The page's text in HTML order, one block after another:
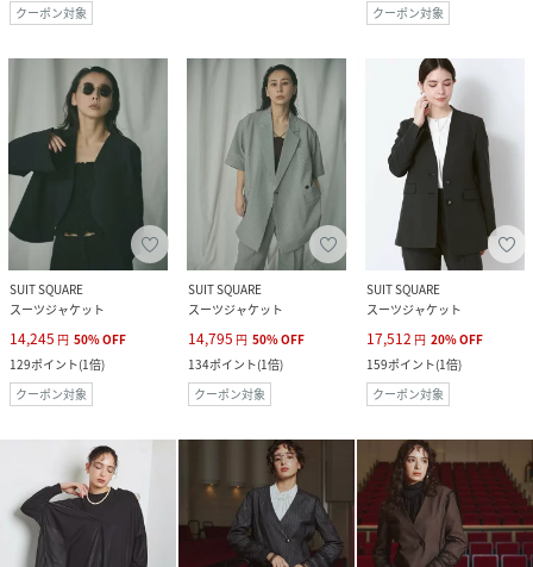
クーポン対象
クーポン対象
SUIT SQUARE
スーツジャケット
14,245 円 50%OFF
129ポイント(1倍)
クーポン対象
SUIT SQUARE
スーツジャケット
14,795 円 50%OFF
134ポイント(1倍)
クーポン対象
SUIT SQUARE
スーツジャケット
17,512 円 20%OFF
159ポイント(1倍)
クーポン対象